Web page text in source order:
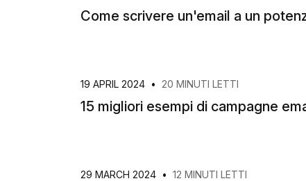
Come scrivere un'email a un
19 APRIL 2024 • 20 MINUTI LETTI
15 migliori esempi di campagne
29 MARCH 2024 • 12 MINUTI LETTI